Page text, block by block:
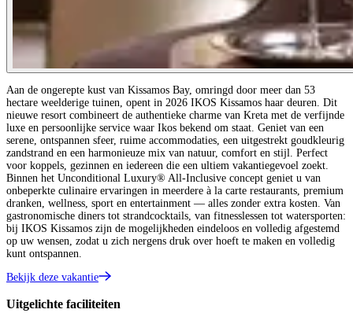
Aan de ongerepte kust van Kissamos Bay, omringd door meer dan 53
hectare weelderige tuinen, opent in 2026 IKOS Kissamos haar deuren. Dit
nieuwe resort combineert de authentieke charme van Kreta met de verfijnde
luxe en persoonlijke service waar Ikos bekend om staat. Geniet van een
serene, ontspannen sfeer, ruime accommodaties, een uitgestrekt goudkleurig
zandstrand en een harmonieuze mix van natuur, comfort en stijl. Perfect
voor koppels, gezinnen en iedereen die een ultiem vakantiegevoel zoekt.
Binnen het Unconditional Luxury® All‑Inclusive concept geniet u van
onbeperkte culinaire ervaringen in meerdere à la carte restaurants, premium
dranken, wellness, sport en entertainment — alles zonder extra kosten. Van
gastronomische diners tot strandcocktails, van fitnesslessen tot watersporten:
bij IKOS Kissamos zijn de mogelijkheden eindeloos en volledig afgestemd
op uw wensen, zodat u zich nergens druk over hoeft te maken en volledig
kunt ontspannen.
Bekijk deze vakantie
Uitgelichte faciliteiten